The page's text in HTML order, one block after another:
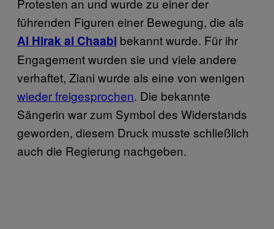
Protesten an und wurde zu einer der
führenden Figuren einer Bewegung, die als
Al Hirak al Chaabi bekannt wurde. Für ihr
Engagement wurden sie und viele andere
verhaftet, Ziani wurde als eine von wenigen
wieder freigesprochen. Die bekannte
Sängerin war zum Symbol des Widerstands
geworden, diesem Druck musste schließlich
auch die Regierung nachgeben.